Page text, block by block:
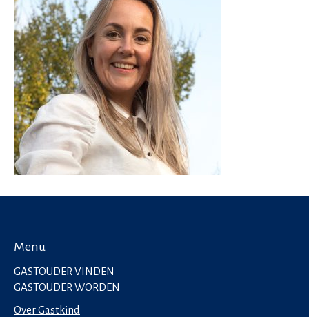
Menu
GASTOUDER VINDEN
GASTOUDER WORDEN
Over Gastkind